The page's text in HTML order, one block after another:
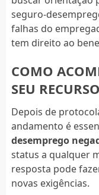
seguro-
falhas do
tem direito ao
COMO
SEU RECURSO
Depois de
andamento é
desemprego
status a qualquer
resposta pode
novas exigências.